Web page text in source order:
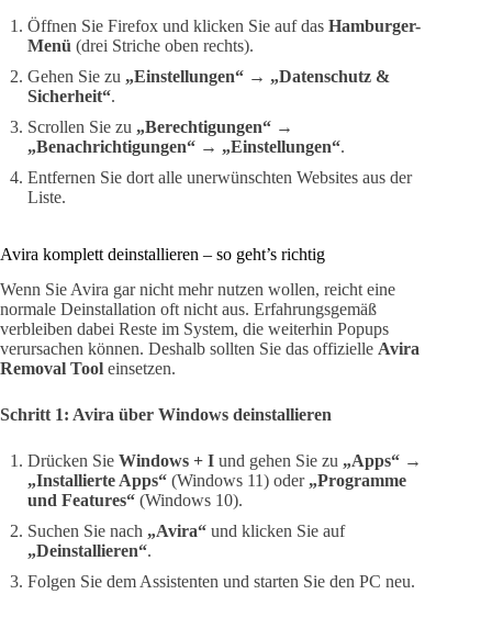
Öffnen Sie Firefox und klicken Sie auf das Hamburger-
Menü (drei Striche oben rechts).
Gehen Sie zu „Einstellungen“ → „Datenschutz &
Sicherheit“.
Scrollen Sie zu „Berechtigungen“ →
„Benachrichtigungen“ → „Einstellungen“.
Entfernen Sie dort alle unerwünschten Websites aus der
Liste.
Avira komplett deinstallieren – so geht’s richtig
Wenn Sie Avira gar nicht mehr nutzen wollen, reicht eine
normale Deinstallation oft nicht aus. Erfahrungsgemäß
verbleiben dabei Reste im System, die weiterhin Popups
verursachen können. Deshalb sollten Sie das offizielle Avira
Removal Tool einsetzen.
Schritt 1: Avira über Windows deinstallieren
Drücken Sie Windows + I und gehen Sie zu „Apps“ →
„Installierte Apps“ (Windows 11) oder „Programme
und Features“ (Windows 10).
Suchen Sie nach „Avira“ und klicken Sie auf
„Deinstallieren“.
Folgen Sie dem Assistenten und starten Sie den PC neu.